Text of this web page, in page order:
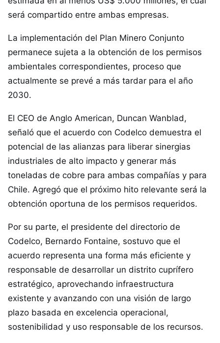
será compartido entre ambas empresas.
La implementación del Plan Minero Conjunto
permanece sujeta a la obtención de los permisos
ambientales correspondientes, proceso que
actualmente se prevé a más tardar para el año
2030.
El CEO de Anglo American, Duncan Wanblad,
señaló que el acuerdo con Codelco demuestra el
potencial de las alianzas para liberar sinergias
industriales de alto impacto y generar más
toneladas de cobre para ambas compañías y para
Chile. Agregó que el próximo hito relevante será la
obtención oportuna de los permisos requeridos.
Por su parte, el presidente del directorio de
Codelco, Bernardo Fontaine, sostuvo que el
acuerdo representa una forma más eficiente y
responsable de desarrollar un distrito cuprífero
estratégico, aprovechando infraestructura
existente y avanzando con una visión de largo
plazo basada en excelencia operacional,
sostenibilidad y uso responsable de los recursos.